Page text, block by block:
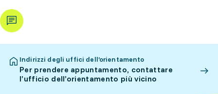
Indirizzi degli uffici dell’orientamento
Per prendere appuntamento, contattare
l’ufficio dell’orientamento più vicino